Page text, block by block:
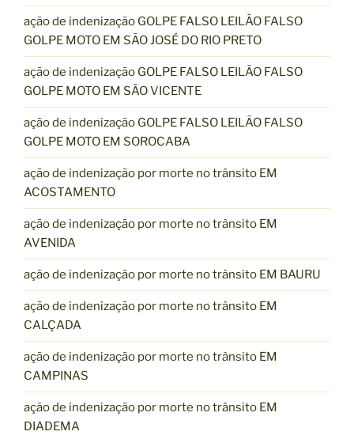
ação de indenização GOLPE FALSO LEILÃO FALSO
GOLPE MOTO EM SÃO JOSÉ DO RIO PRETO
ação de indenização GOLPE FALSO LEILÃO FALSO
GOLPE MOTO EM SÃO VICENTE
ação de indenização GOLPE FALSO LEILÃO FALSO
GOLPE MOTO EM SOROCABA
ação de indenização por morte no trânsito EM
ACOSTAMENTO
ação de indenização por morte no trânsito EM
AVENIDA
ação de indenização por morte no trânsito EM BAURU
ação de indenização por morte no trânsito EM
CALÇADA
ação de indenização por morte no trânsito EM
CAMPINAS
ação de indenização por morte no trânsito EM
DIADEMA